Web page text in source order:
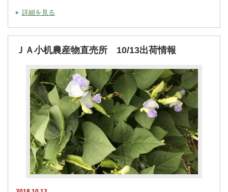
詳細を見る
ＪＡ小机農産物直売所 10/13出荷情報